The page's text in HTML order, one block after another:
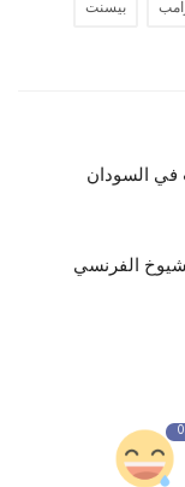
بيسنت
في السودان
الفرنسي
0